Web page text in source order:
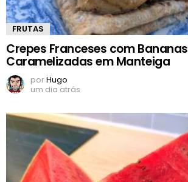
FRUTAS
Crepes Franceses com Bananas
Caramelizadas em Manteiga
porHugo
um dia atrás